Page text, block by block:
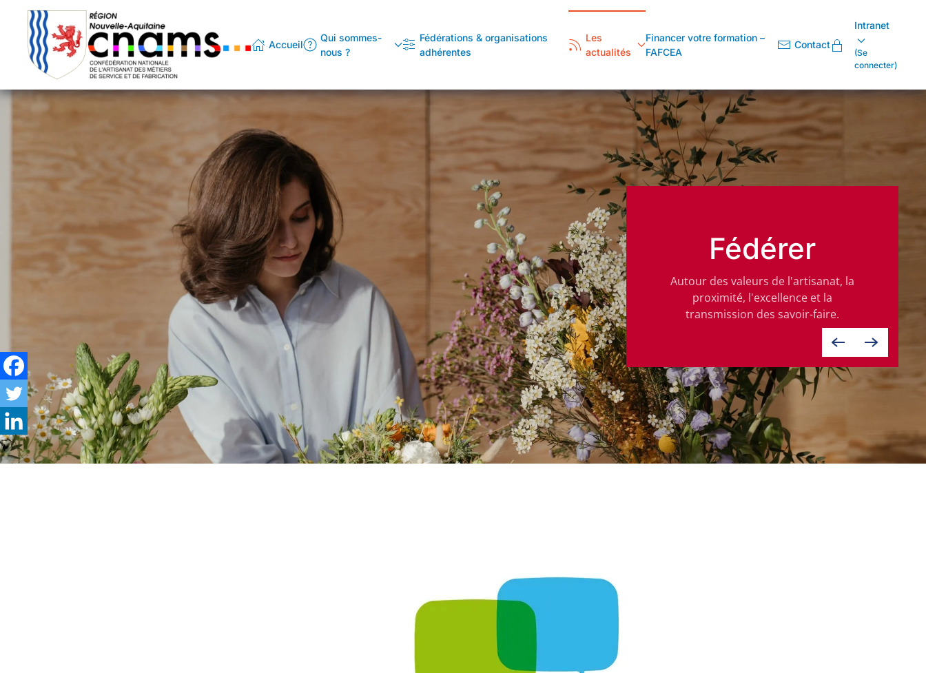
Passer au contenu principal Accueil
Qui sommes-
nous ?
Fédérations & organisations
adhérentes
Les
actualités
Financer votre formation –
FAFCEA
Contact
Intranet
(Se
connecter)
Fédérer
Autour des valeurs de l'artisanat, la
proximité, l'excellence et la
transmission des savoir-faire.